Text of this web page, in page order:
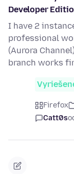
Developer
I have 2
professional
(Aurora
branch works
Firefox
Catt0s